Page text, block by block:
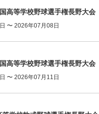
高等学校野球選手権長野大会
〜 2026年07月08日
高等学校野球選手権長野大会
〜 2026年07月11日